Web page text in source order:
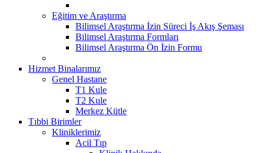
Eğitim ve Araştırma
Bilimsel Araştırma İzin Süreci İş Akış Şeması
Bilimsel Araştırma Formları
Bilimsel Araştırma Ön İzin Formu
Hizmet Binalarımız
Genel Hastane
T1 Kule
T2 Kule
Merkez Kütle
Tıbbi Birimler
Kliniklerimiz
Acil Tıp